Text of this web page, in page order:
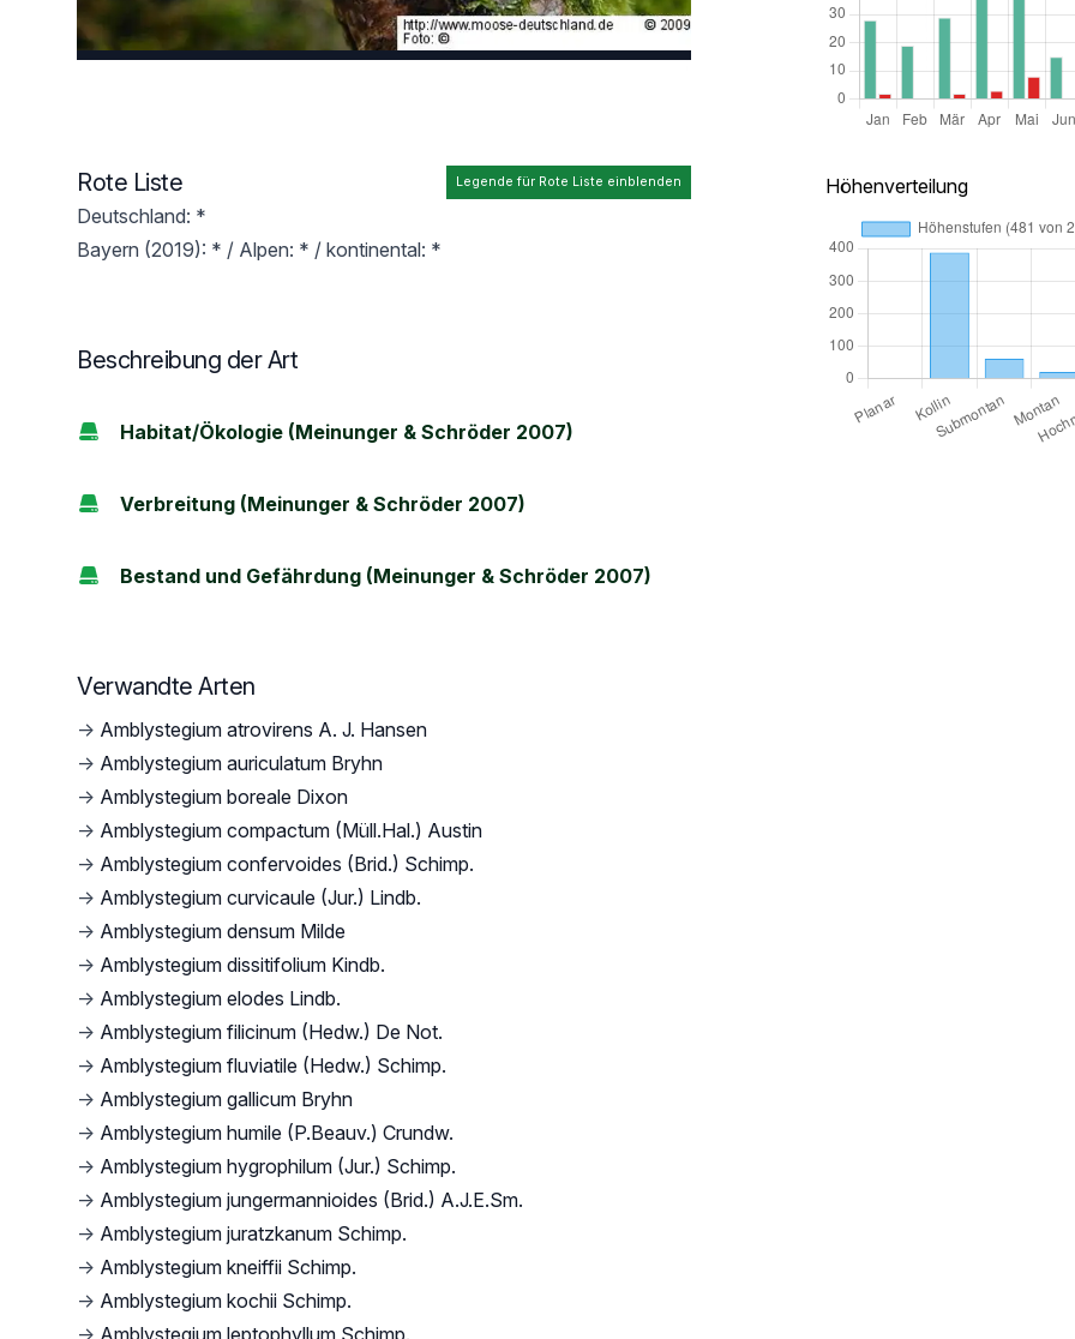
Höhenverteilung
Legende für Rote Liste einblenden
Rote Liste
Deutschland: *
Bayern (2019): * / Alpen: * / kontinental: *
Beschreibung der Art
Habitat/Ökologie (Meinunger & Schröder 2007)
Verbreitung (Meinunger & Schröder 2007)
Bestand und Gefährdung (Meinunger & Schröder 2007)
Verwandte Arten
→ Amblystegium atrovirens A. J. Hansen
→ Amblystegium auriculatum Bryhn
→ Amblystegium boreale Dixon
→ Amblystegium compactum (Müll.Hal.) Austin
→ Amblystegium confervoides (Brid.) Schimp.
→ Amblystegium curvicaule (Jur.) Lindb.
→ Amblystegium densum Milde
→ Amblystegium dissitifolium Kindb.
→ Amblystegium elodes Lindb.
→ Amblystegium filicinum (Hedw.) De Not.
→ Amblystegium fluviatile (Hedw.) Schimp.
→ Amblystegium gallicum Bryhn
→ Amblystegium humile (P.Beauv.) Crundw.
→ Amblystegium hygrophilum (Jur.) Schimp.
→ Amblystegium jungermannioides (Brid.) A.J.E.Sm.
→ Amblystegium juratzkanum Schimp.
→ Amblystegium kneiffii Schimp.
→ Amblystegium kochii Schimp.
→ Amblystegium leptophyllum Schimp.